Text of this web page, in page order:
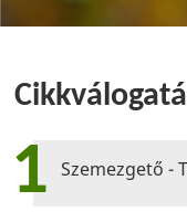
1 Szemezgető -